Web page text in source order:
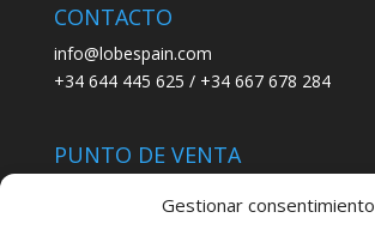
Gestionar consentimiento
CONTACTO
info@lobespain.com
+34 644 445 625 / +34 667 678 284
PUNTO DE VENTA
C/ San José 6, 11004 Cádiz